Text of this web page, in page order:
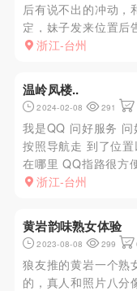
后有说不出的冲动，
定，妹子发来位置后
到楼层后询问房号，
层为客厅电视沙发、
为我倒杯水后聊了几
浙江-台州
温岭凤楼..
2024-02-08 291
我是QQ 问好服务
按照导航走 到了位
在哪里 QQ指路很方
舌吻 吻到喘不过气
浙江-台州
黄岩韵味熟女体验
2023-08-08 299
狼友推的黄岩一个熟
的，真人和照片八分